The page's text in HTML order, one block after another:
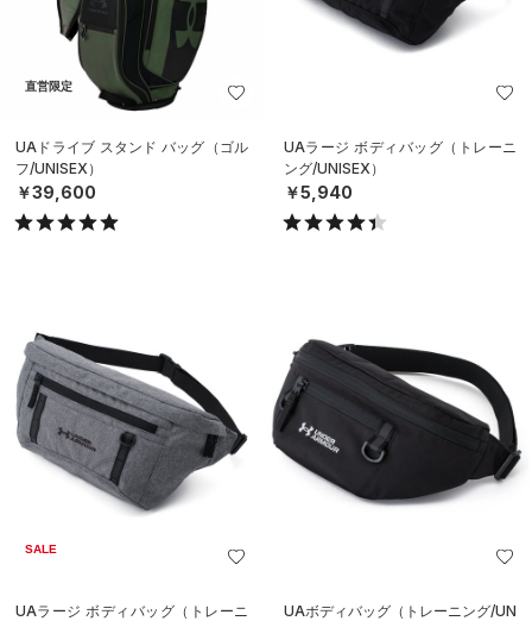
直営限定
UAドライブ スタンド バッグ（ゴル
フ/UNISEX）
￥39,600
UAラージ ボディバッグ（トレーニ
ング/UNISEX）
￥5,940
SALE
UAラージ ボディバッグ（トレーニ
UAボディバッグ（トレーニング/UN